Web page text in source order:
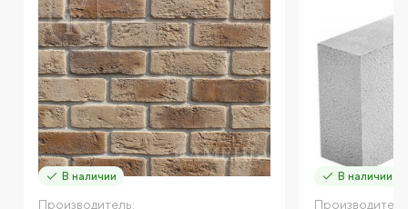
В наличии
Производитель:
В наличии